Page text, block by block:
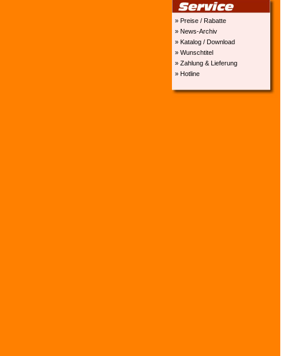
» Preise / Rabatte
» News-Archiv
» Katalog / Download
» Wunschtitel
» Zahlung & Lieferung
» Hotline